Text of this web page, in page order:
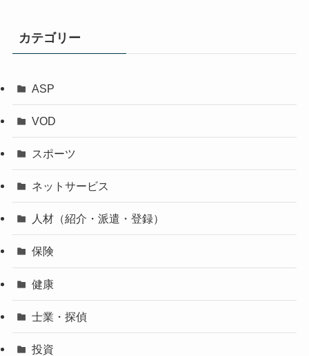
カテゴリー
ASP
VOD
スポーツ
ネットサービス
人材（紹介・派遣・登録）
保険
健康
士業・探偵
投資